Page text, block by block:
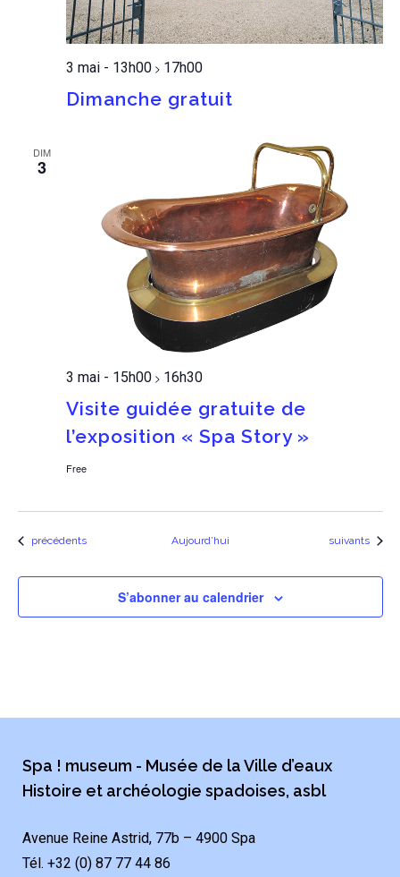
3 mai - 13h00> 17h00
Dimanche gratuit
DIM
3
3 mai - 15h00> 16h30
Visite guidée gratuite de
l’exposition « Spa Story »
Free
Évènements
précédents Aujourd’hui Évènements
suivants
S’abonner au calendrier
Spa ! museum - Musée de la Ville d’eaux
Histoire et archéologie spadoises, asbl
Avenue Reine Astrid, 77b – 4900 Spa
Tél. +32 (0) 87 77 44 86